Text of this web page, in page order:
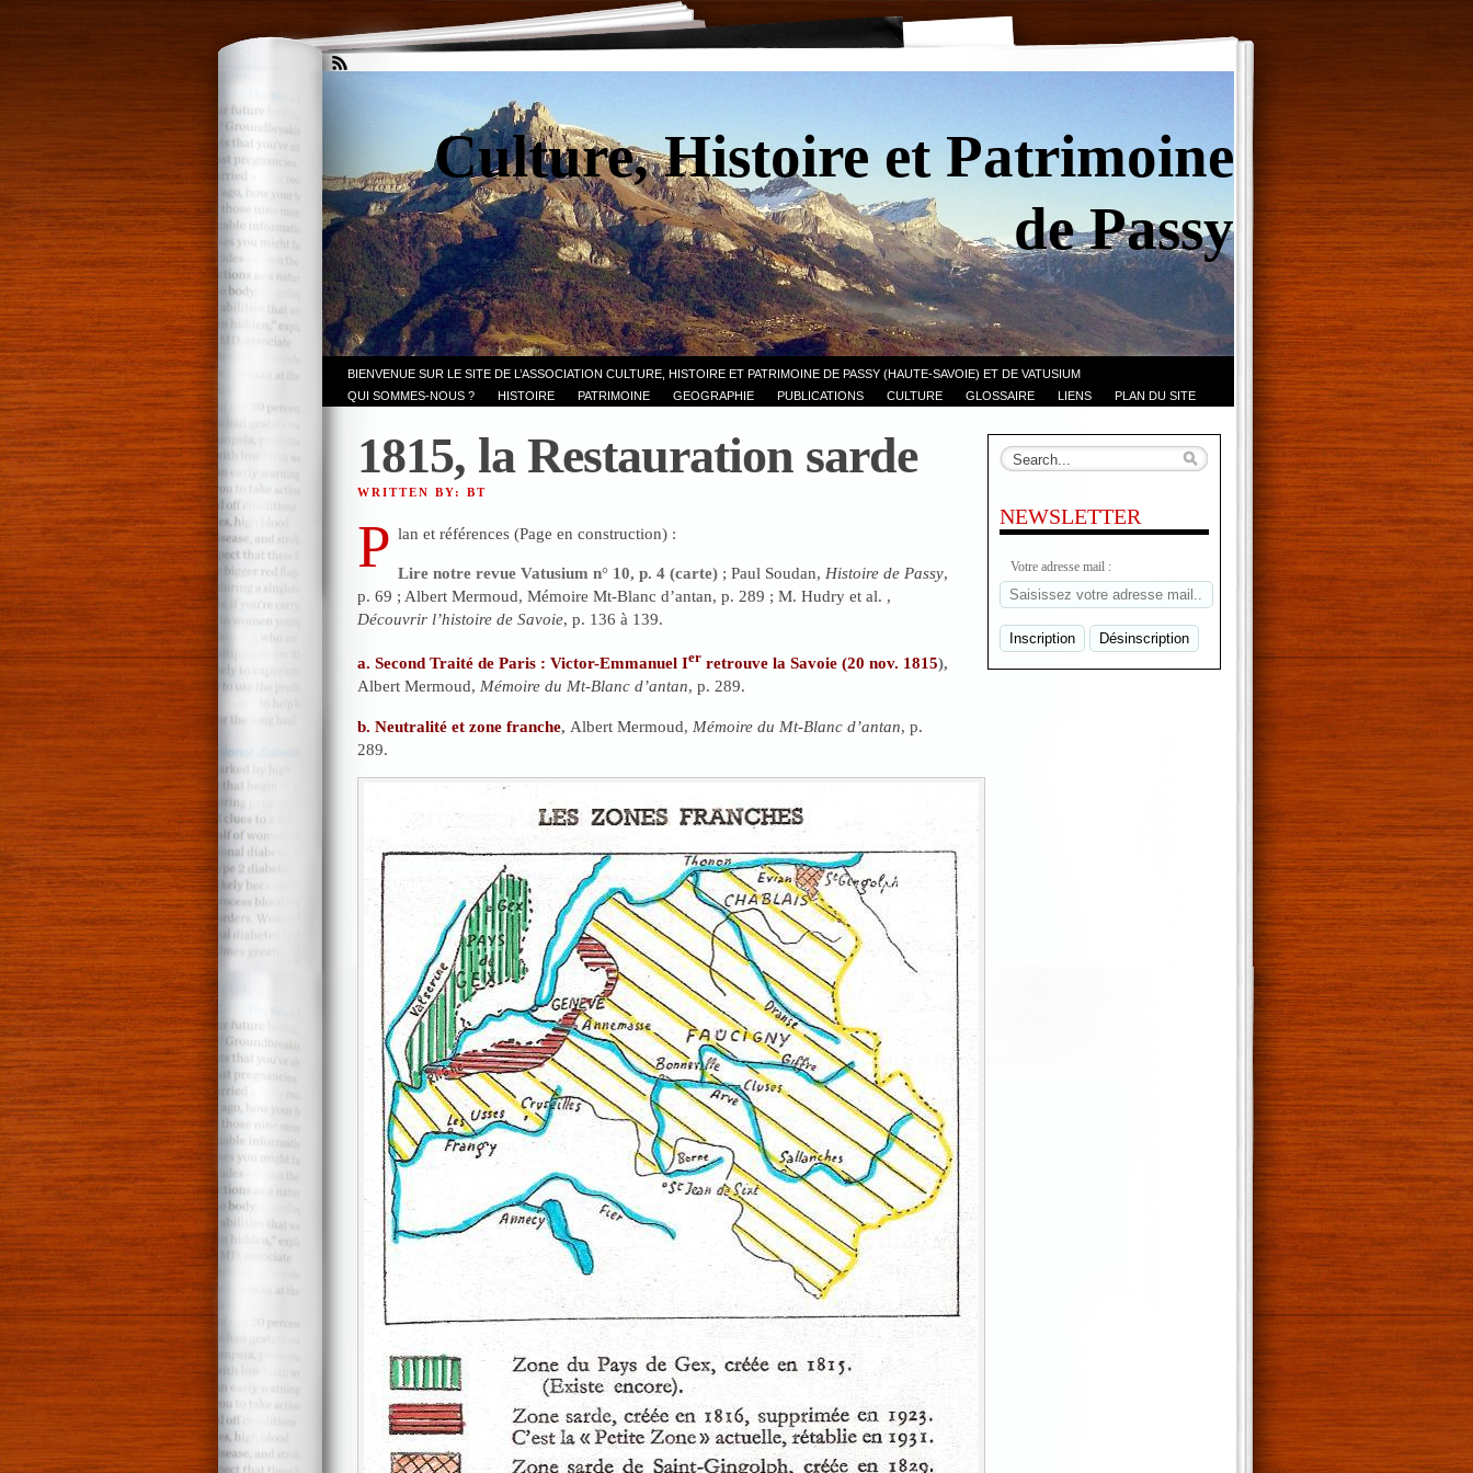
Culture, Histoire et Patrimoine
de Passy
BIENVENUE SUR LE SITE DE L’ASSOCIATION CULTURE, HISTOIRE ET PATRIMOINE DE PASSY (HAUTE-SAVOIE) ET DE VATUSIUM
QUI SOMMES-NOUS ?
HISTOIRE PATRIMOINE GEOGRAPHIE PUBLICATIONS CULTURE GLOSSAIRE LIENS PLAN DU SITE
1815, la Restauration sarde
WRITTEN BY: BT
P lan et références (Page en construction) :
Lire notre revue Vatusium n° 10, p. 4 (carte) ; Paul Soudan, Histoire de Passy,
p. 69 ; Albert Mermoud, Mémoire Mt-Blanc d’antan, p. 289 ; M. Hudry et al. ,
Découvrir l’histoire de Savoie, p. 136 à 139.
a. Second Traité de Paris : Victor-Emmanuel Ierretrouve la Savoie (20 nov. 1815),
Albert Mermoud, Mémoire du Mt-Blanc d’antan, p. 289.
b. Neutralité et zone franche, Albert Mermoud, Mémoire du Mt-Blanc d’antan, p.
289.
NEWSLETTER
Votre adresse mail :